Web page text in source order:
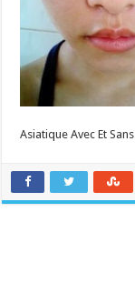
Asiatique Avec Et